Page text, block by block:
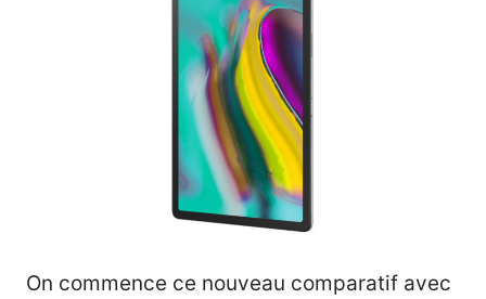
On commence ce nouveau comparatif avec